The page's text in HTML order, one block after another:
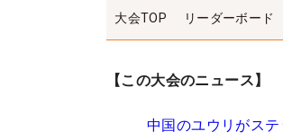
大会TOP リーダーボード
【この大会のニュース】
中国のユウリがス